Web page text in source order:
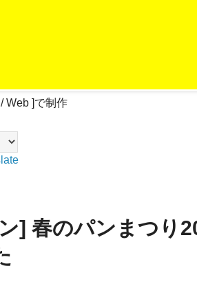
Web ]で制作
] 春のパンまつり